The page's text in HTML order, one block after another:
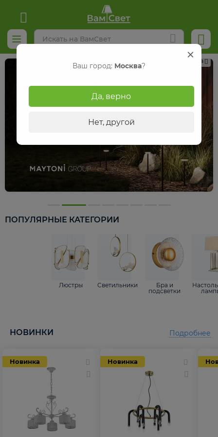
Реклама
ПОПУЛЯРНЫЕ КАТЕГОРИИ
Люстры Светильники
Бра и
подсветки
НОВИНКИ
Новинка Новинка
Подробнее
Ваш город: Москва?
Да, верно
Нет, другой